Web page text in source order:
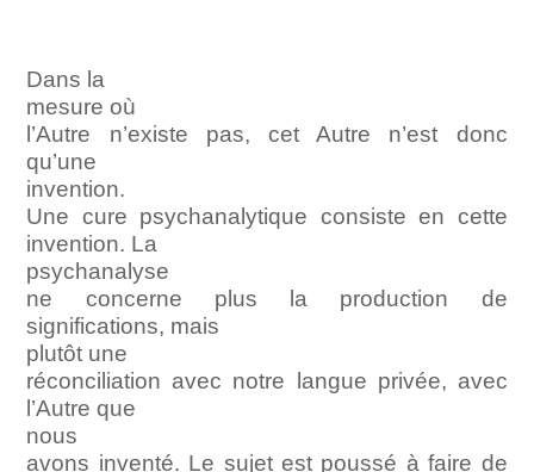
Dans la
mesure où
l’Autre n’existe pas, cet Autre n’est donc
qu’une
invention.
Une cure psychanalytique consiste en cette
invention. La
psychanalyse
ne concerne plus la production de
significations, mais
plutôt une
réconciliation avec notre langue privée, avec
l’Autre que
nous
avons inventé. Le sujet est poussé à faire de